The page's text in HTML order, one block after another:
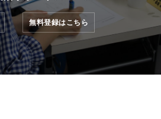
無料登録はこちら